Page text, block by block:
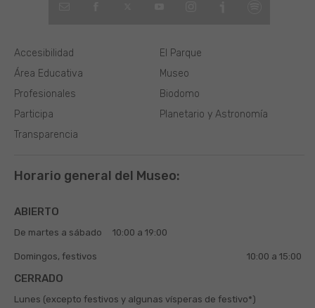
El Parque
Museo
Biodomo
Planetario y Astronomía
Área Educativa
Profesionales
Participa
Transparencia
Accesibilidad
Horario general del Museo:
ABIERTO
De martes a sábado 10:00 a 19:00
Domingos, festivos 10:00 a 15:00
CERRADO
Lunes (excepto festivos y algunas vísperas de festivo*)